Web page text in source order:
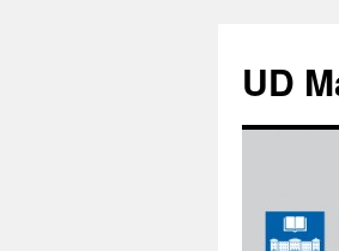
contenido
UD